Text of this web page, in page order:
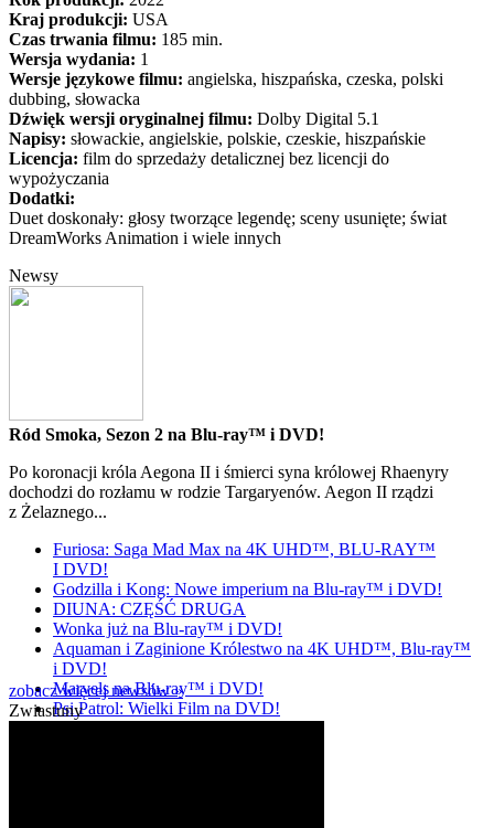
Kraj produkcji: USA
Czas trwania filmu: 185 min.
Wersja wydania: 1
Wersje językowe filmu: angielska, hiszpańska, czeska, polski
dubbing, słowacka
Dźwięk wersji oryginalnej filmu: Dolby Digital 5.1
Napisy: słowackie, angielskie, polskie, czeskie, hiszpańskie
Licencja: film do sprzedaży detalicznej bez licencji do
wypożyczania
Dodatki:
Duet doskonały: głosy tworzące legendę; sceny usunięte; świat
DreamWorks Animation i wiele innych
Newsy
Ród Smoka, Sezon 2 na Blu-ray™ i DVD!
Po koronacji króla Aegona II i śmierci syna królowej Rhaenyry
dochodzi do rozłamu w rodzie Targaryenów. Aegon II rządzi
z Żelaznego...
Furiosa: Saga Mad Max na 4K UHD™, BLU-RAY™
I DVD!
Godzilla i Kong: Nowe imperium na Blu-ray™ i DVD!
DIUNA: CZĘŚĆ DRUGA
Wonka już na Blu-ray™ i DVD!
Aquaman i Zaginione Królestwo na 4K UHD™, Blu-ray™
i DVD!
Marvels na Blu-ray™ i DVD!
Psi Patrol: Wielki Film na DVD!
zobacz więcej newsów »
Zwiastuny